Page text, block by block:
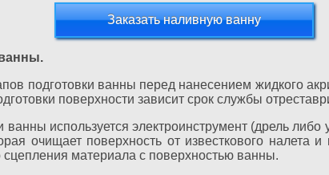
Заказать наливную ванну
подготовки ванны перед нанесением жидкого
поверхности зависит срок службы
ванны используется электроинструмент (дрель
очищает поверхность от известкового налета
материала с поверхностью ванны.